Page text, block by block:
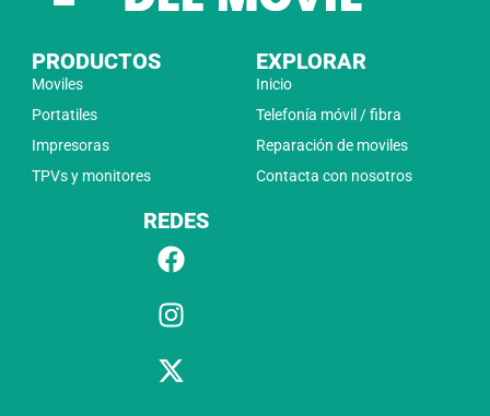
PRODUCTOS
Moviles
Portatiles
Impresoras
TPVs y monitores
EXPLORAR
Inicio
Telefonía móvil / fibra
Reparación de moviles
Contacta con nosotros
REDES